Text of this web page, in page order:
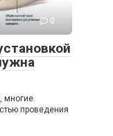
0
многие
проведения